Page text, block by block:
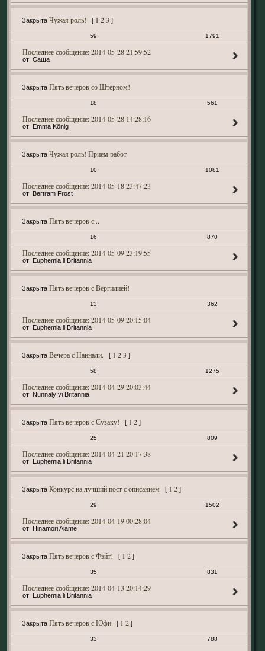
Закрыта Чужая роль! [ 1 2 3 ]
59 1791
2014-05-28 21:59:52
Саша
Закрыта Пять вечеров со Штерном!
18 561
2014-05-28 14:28:16
Emma König
Закрыта Чужая роль! Прием работ
10 1081
2014-05-18 23:47:23
Bertram Frost
Закрыта Пять вечеров с...
16 870
2014-05-09 23:19:55
Euphemia li Britannia
Закрыта Пять вечеров с Вергилией!
13 362
2014-05-09 20:15:04
Euphemia li Britannia
Закрыта Вечера с Наннали. [ 1 2 3 ]
58 1275
2014-04-29 20:03:44
Nunnaly vi Britannia
Закрыта Пять вечеров с Сузаку! [ 1 2 ]
25 809
2014-04-21 20:17:38
Euphemia li Britannia
Закрыта Конкурс на лучший пост с описанием [ 1 2 ]
29 1502
2014-04-19 00:28:04
Hinamori Aiame
Закрыта Пять вечеров с Фэйт! [ 1 2 ]
35 831
2014-04-13 20:14:29
Euphemia li Britannia
Закрыта Пять вечеров с Юфи [ 1 2 ]
33 788